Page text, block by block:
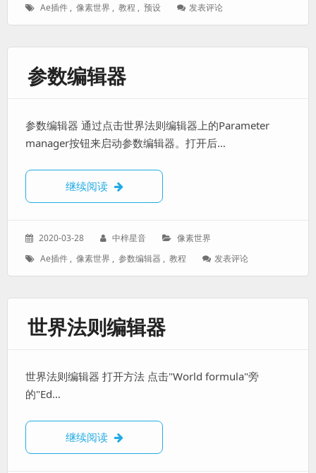
于：
标
Ae插件 , 像素世界 , 教程 , 预设 发表评论: 像
界
法
参数编辑器
参数编辑器 通过点击世界法则编辑器上的Parameter
manager按钮来启动参数编辑器。打开后…
继续阅读 参数编辑器
发
于：
2020-03-28
作
中梓星音
分
像素世界
标
Ae插件 , 像素世界 , 参数编辑器 , 教程 发表评论: 参
辑
世界法则编辑器
世界法则编辑器 打开方法 点击"World formula"旁
的"Ed…
继续阅读 世界法则编辑器